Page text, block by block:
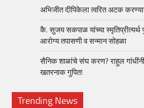
अभिजीत दीपिकेला त्वरित अटक
कै. सुजय सकपाळ यांच्या
आरोग्य तपासणी व सन्मान सोहळा
सैनिक शाळांचे संघ करण? राहुल
खतरनाक गुपित!
Trending News